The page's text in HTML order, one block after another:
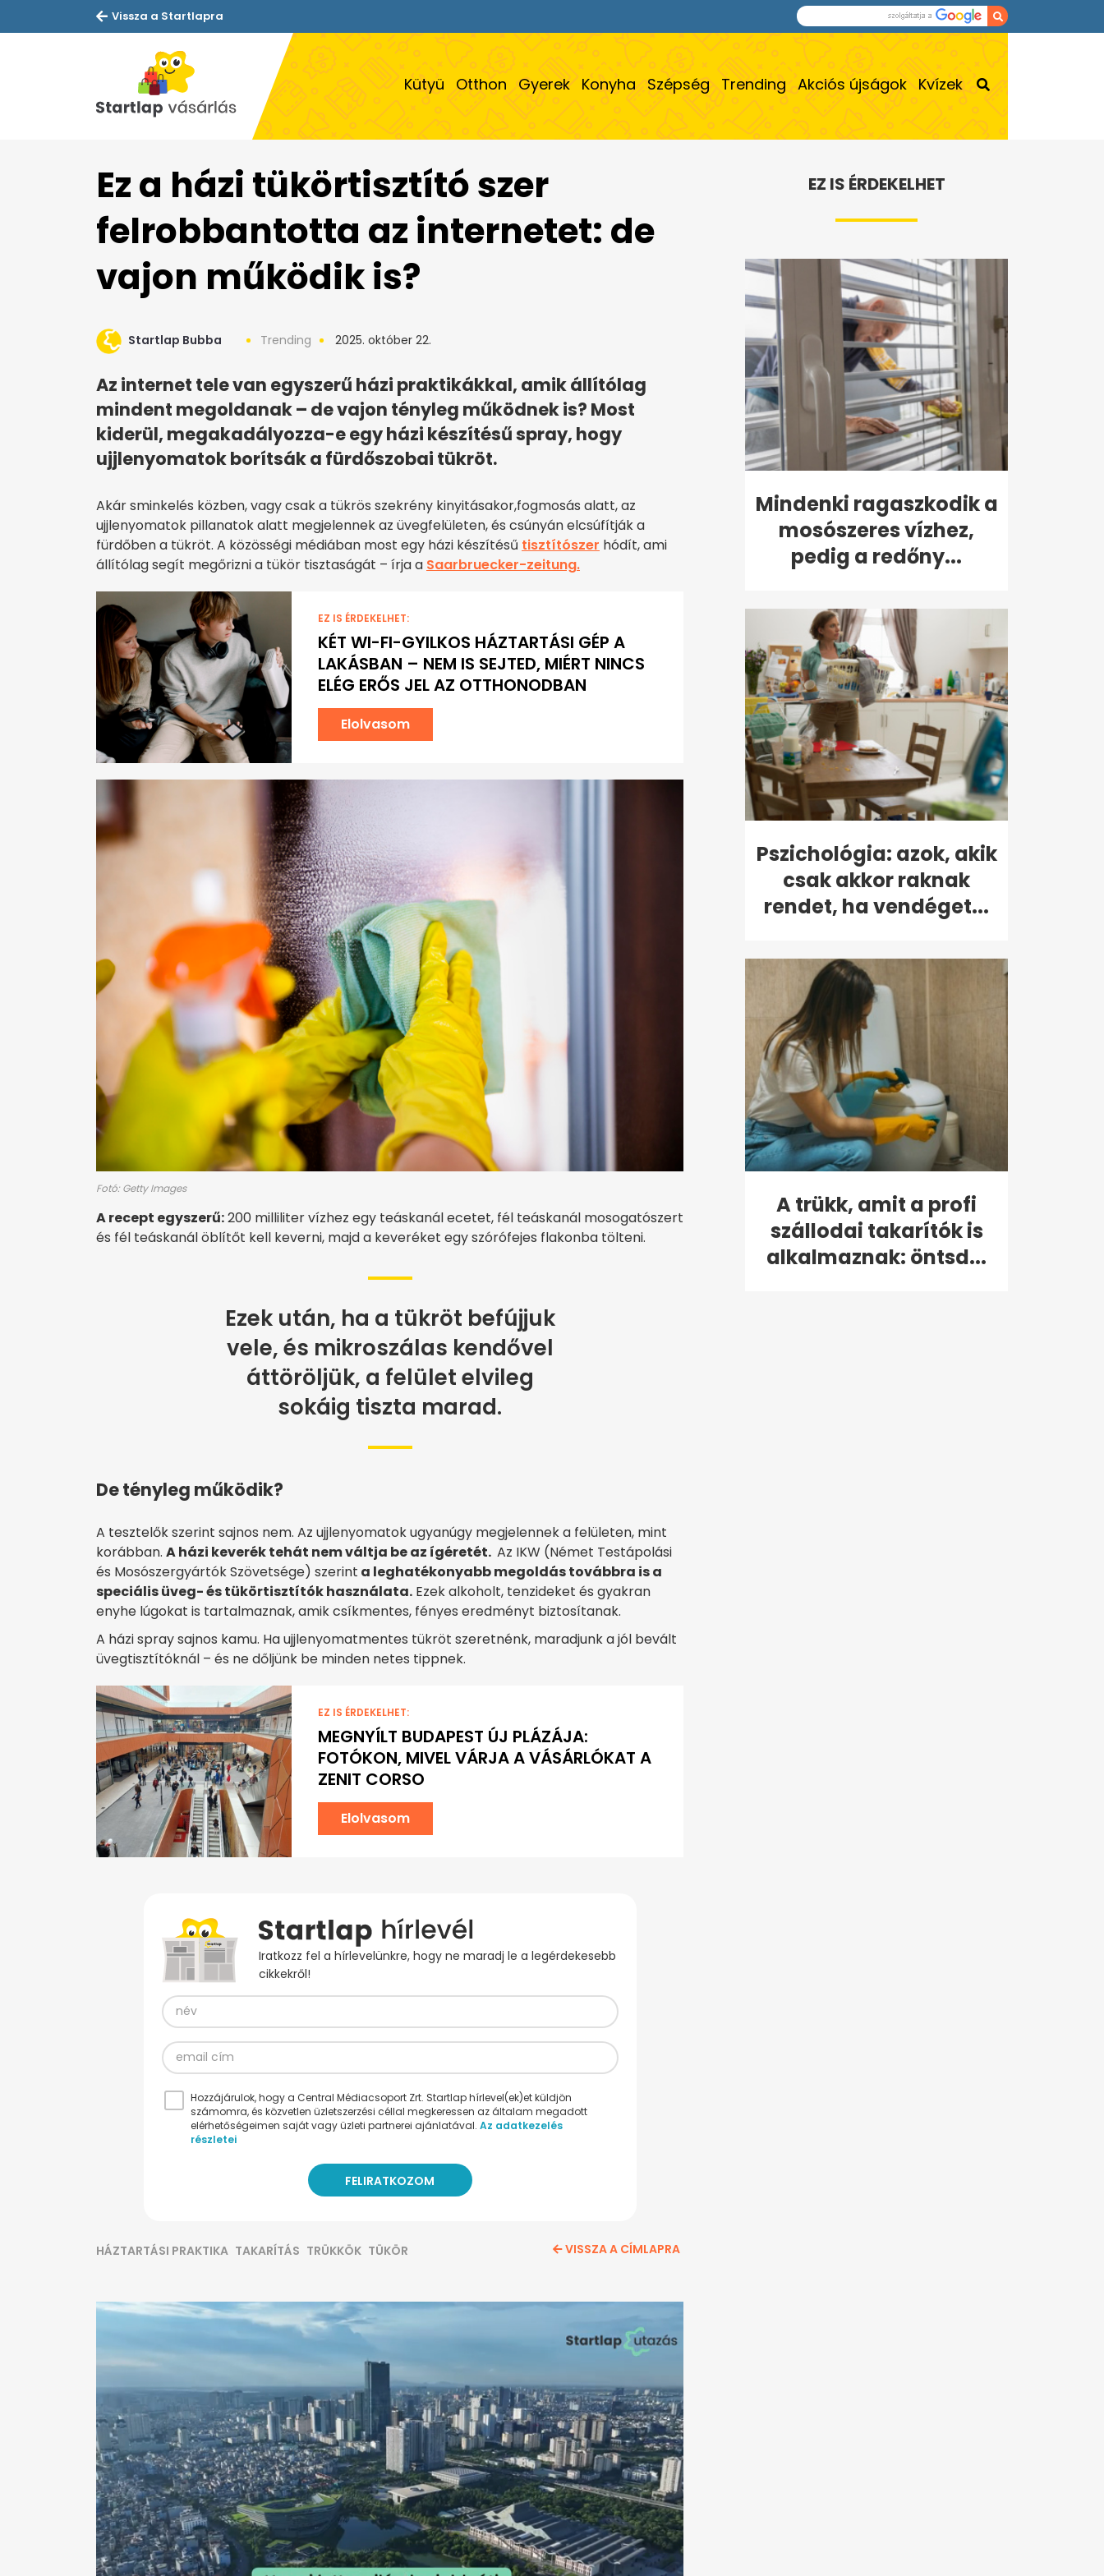
Vissza a Startlapra
Kütyü Otthon Gyerek Konyha Szépség Trending Akciós újságok Kvízek
Ez a házi tükörtisztító szer
felrobbantotta az internetet: de
vajon működik is?
Startlap Bubba Trending 2025. október 22.
Az internet tele van egyszerű házi praktikákkal, amik állítólag
mindent megoldanak – de vajon tényleg működnek is? Most
kiderül, megakadályozza-e egy házi készítésű spray, hogy
ujjlenyomatok borítsák a fürdőszobai tükröt.
Akár sminkelés közben, vagy csak a tükrös szekrény kinyitásakor,fogmosás alatt, az
ujjlenyomatok pillanatok alatt megjelennek az üvegfelületen, és csúnyán elcsúfítják a
fürdőben a tükröt. A közösségi médiában most egy házi készítésű tisztítószer hódít, ami
állítólag segít megőrizni a tükör tisztaságát – írja a Saarbruecker-zeitung.
EZ IS ÉRDEKELHET:
KÉT WI-FI-GYILKOS HÁZTARTÁSI GÉP A
LAKÁSBAN – NEM IS SEJTED, MIÉRT NINCS
ELÉG ERŐS JEL AZ OTTHONODBAN
Elolvasom
Fotó: Getty Images
A recept egyszerű:200 milliliter vízhez egy teáskanál ecetet, fél teáskanál mosogatószert
és fél teáskanál öblítőt kell keverni, majd a keveréket egy szórófejes flakonba tölteni.
Ezek után, ha a tükröt befújjuk
vele, és mikroszálas kendővel
áttöröljük, a felület elvileg
sokáig tiszta marad.
De tényleg működik?
A tesztelők szerint sajnos nem. Az ujjlenyomatok ugyanúgy megjelennek a felületen, mint
korábban. A házi keverék tehát nem váltja be az ígéretét. Az IKW (Német Testápolási
és Mosószergyártók Szövetsége) szerint a leghatékonyabb megoldás továbbra is a
speciális üveg- és tükörtisztítók használata. Ezek alkoholt, tenzideket és gyakran
enyhe lúgokat is tartalmaznak, amik csíkmentes, fényes eredményt biztosítanak.
A házi spray sajnos kamu. Ha ujjlenyomatmentes tükröt szeretnénk, maradjunk a jól bevált
üvegtisztítóknál – és ne dőljünk be minden netes tippnek.
EZ IS ÉRDEKELHET:
MEGNYÍLT BUDAPEST ÚJ PLÁZÁJA:
FOTÓKON, MIVEL VÁRJA A VÁSÁRLÓKAT A
ZENIT CORSO
Elolvasom
Iratkozz fel a hírlevelünkre, hogy ne maradj le a legérdekesebb
cikkekről!
Hozzájárulok, hogy a Central Médiacsoport Zrt. Startlap hírlevel(ek)et küldjön
számomra, és közvetlen üzletszerzési céllal megkeressen az általam megadott
elérhetőségeimen saját vagy üzleti partnerei ajánlatával. Az adatkezelés
részletei
HÁZTARTÁSI PRAKTIKA TAKARÍTÁS TRÜKKÖK TÜKÖR VISSZA A CÍMLAPRA
EZ IS ÉRDEKELHET
Mindenki ragaszkodik a
mosószeres vízhez,
pedig a redőny...
Pszichológia: azok, akik
csak akkor raknak
rendet, ha vendéget...
A trükk, amit a profi
szállodai takarítók is
alkalmaznak: öntsd...